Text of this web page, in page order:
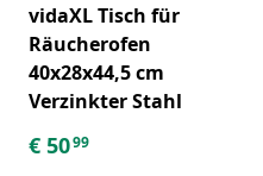
vidaXL Tisch für
Räucherofen
40x28x44,5 cm
Verzinkter Stahl
€ 5099